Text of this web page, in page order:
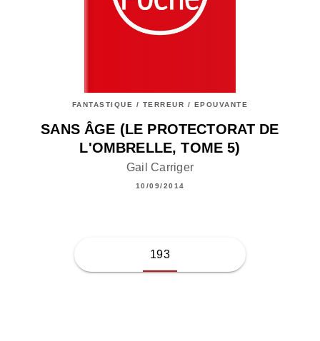
FANTASTIQUE / TERREUR / EPOUVANTE
SANS ÂGE (LE PROTECTORAT DE
L'OMBRELLE, TOME 5)
Gail Carriger
10/09/2014
193